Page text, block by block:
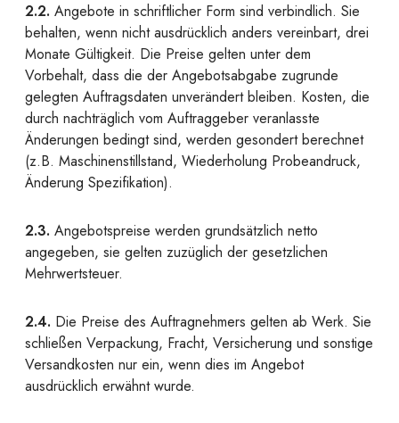
2.2. Angebote in schriftlicher Form sind verbindlich. Sie
behalten, wenn nicht ausdrücklich anders vereinbart, drei
Monate Gültigkeit. Die Preise gelten unter dem
Vorbehalt, dass die der Angebotsabgabe zugrunde
gelegten Auftragsdaten unverändert bleiben. Kosten, die
durch nachträglich vom Auftraggeber veranlasste
Änderungen bedingt sind, werden gesondert berechnet
(z.B. Maschinenstillstand, Wiederholung Probeandruck,
Änderung Spezifikation).
2.3. Angebotspreise werden grundsätzlich netto
angegeben, sie gelten zuzüglich der gesetzlichen
Mehrwertsteuer.
2.4. Die Preise des Auftragnehmers gelten ab Werk. Sie
schließen Verpackung, Fracht, Versicherung und sonstige
Versandkosten nur ein, wenn dies im Angebot
ausdrücklich erwähnt wurde.